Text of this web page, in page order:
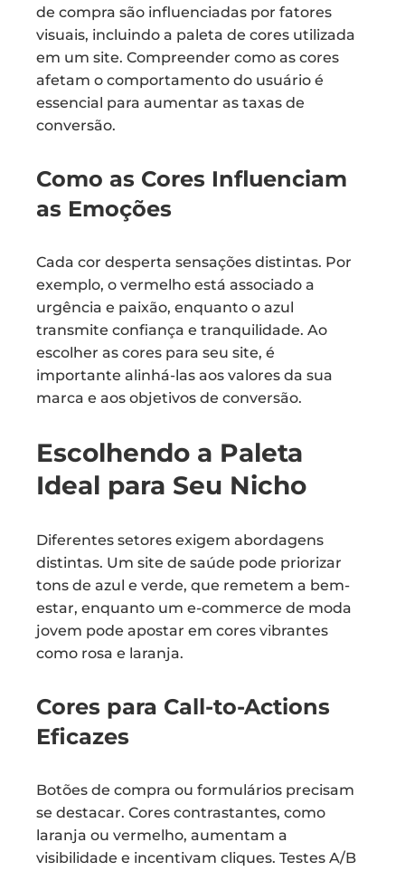
de compra são influenciadas por fatores
visuais, incluindo a paleta de cores utilizada
em um site. Compreender como as cores
afetam o comportamento do usuário é
essencial para aumentar as taxas de
conversão.
Como as Cores Influenciam
as Emoções
Cada cor desperta sensações distintas. Por
exemplo, o vermelho está associado a
urgência e paixão, enquanto o azul
transmite confiança e tranquilidade. Ao
escolher as cores para seu site, é
importante alinhá-las aos valores da sua
marca e aos objetivos de conversão.
Escolhendo a Paleta
Ideal para Seu Nicho
Diferentes setores exigem abordagens
distintas. Um site de saúde pode priorizar
tons de azul e verde, que remetem a bem-
estar, enquanto um e-commerce de moda
jovem pode apostar em cores vibrantes
como rosa e laranja.
Cores para Call-to-Actions
Eficazes
Botões de compra ou formulários precisam
se destacar. Cores contrastantes, como
laranja ou vermelho, aumentam a
visibilidade e incentivam cliques. Testes A/B